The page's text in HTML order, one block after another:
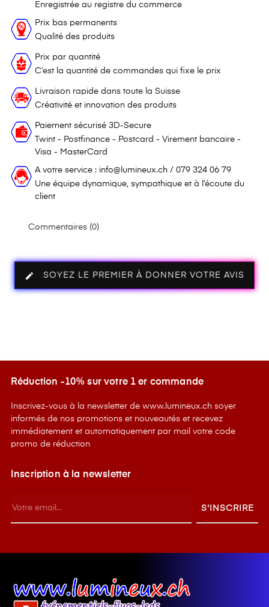
Enregistrée au registre du commerce
Prix bas permanents
Qualité des produits
Prix par quantité
C’est la quantité de commandes qui fixe le prix
Livraison rapide dans toute la Suisse
Créativité et innovation des produits
Paiement sécurisé 3D-Secure
Twint - Postfinance - Postcard - Virement bancaire -
Visa - MasterCard
A votre service : info@lumineux.ch / 079 324 06 79
Une équipe dynamique, sympathique et à l’écoute du
client
Commentaires (0)
edit SOYEZ LE PREMIER À DONNER VOTRE AVIS
Réduction -10% sur votre 1 er commande
Inscrivez-vous à la newsletter de www.lumineux.ch soyer
informés de nos promotions et nouveautés et recevez
immédiatement et automatiquement par mail votre code
promo de réduction
Inscription à la newsletter
S'INSCRIRE